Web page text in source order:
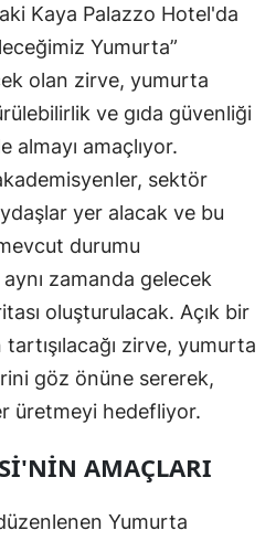
Kaya Palazzo Hotel'da
Yumurta”
olan zirve, yumurta
ve gıda güvenliği
almayı amaçlıyor.
sektör
yer alacak ve bu
durumu
zamanda gelecek
oluşturulacak. Açık bir
zirve, yumurta
göz önüne sererek,
üretmeyi hedefliyor.
AMAÇLARI
Yumurta